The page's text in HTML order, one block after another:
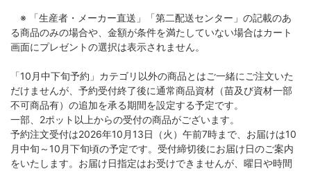
※ 「生産者・メーカー直送」「第二配送センター」の記載のあ
る商品のみの場合や、金額が条件を満たしていない場合はカート
画面にプレゼントの選択は表示されません。
「10月中下旬予約」カテゴリ以外の商品とはご一緒にご注文いた
だけませんが、予約受付終了後に通常商品資材（苗及び資材一部
不可商品有）の追加を承る期間を設定する予定です。
一部、2ポット以上からの受付の商品がございます。
予約注文受付は2026年10月13日（火）午前7時まで、お届けは10
月中旬～10月下旬頃の予定です。受付締切後にお届け日のご案内
をいたします。お届け日指定はお受けできませんが、曜日や時間